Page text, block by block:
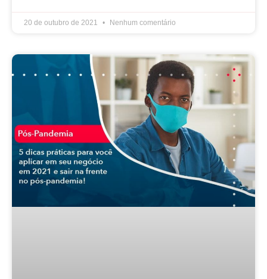
20 de outubro de 2021 Nenhum comentário